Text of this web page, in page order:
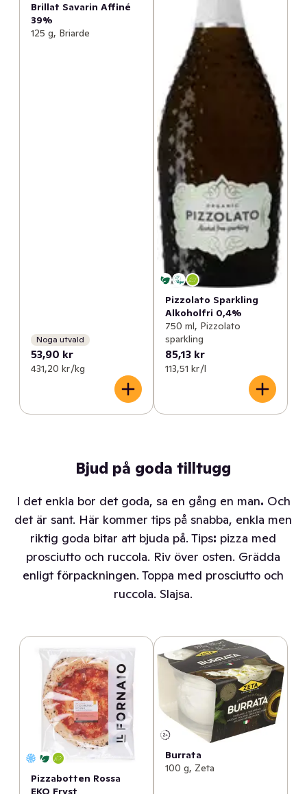
Brillat Savarin Affiné
39%
125 g, Briarde
Noga utvald
53,90 kr
431,20 kr /kg
Pizzolato Sparkling
Alkoholfri 0,4%
750 ml, Pizzolato
sparkling
85,13 kr
113,51 kr /l
Bjud på goda tilltugg
I det enkla bor det goda, sa en gång en man. Och
det är sant. Här kommer tips på snabba, enkla men
riktig goda bitar att bjuda på. Tips: pizza med
prosciutto och ruccola. Riv över osten. Grädda
enligt förpackningen. Toppa med prosciutto och
ruccola. Slajsa.
Pizzabotten Rossa
Burrata
100 g, Zeta